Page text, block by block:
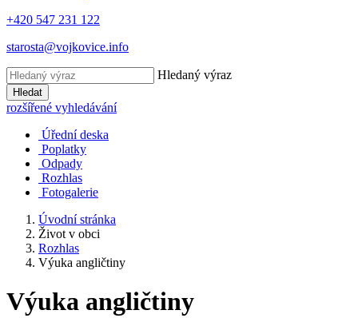
+420 547 231 122
starosta@vojkovice.info
Hledaný výraz
Hledat
rozšířené vyhledávání
Úřední deska
Poplatky
Odpady
Rozhlas
Fotogalerie
Úvodní stránka
Život v obci
Rozhlas
Výuka angličtiny
Výuka angličtiny